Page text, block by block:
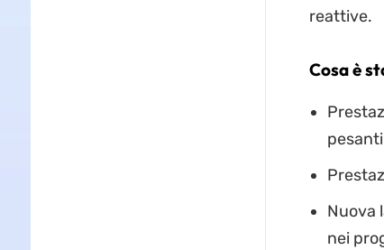
reattive.
Cosa è
Nuova
nei